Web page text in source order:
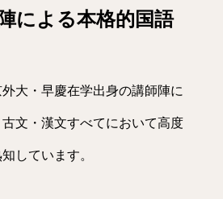
による本格的国語
大・早慶在学出身の講師陣に
文・漢文すべてにおいて高度
しています。